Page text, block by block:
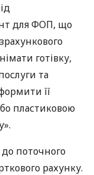
для ФОП, що
готівку,
та
її
пластиковою
до поточного
рахунку.